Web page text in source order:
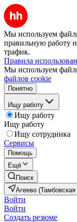
Мы используем
правильную работу
трафик.
Правила
Мы используем
файлов cookie
Понятно
Ищу работу
Ищу работу
Ищу работу
Ищу сотрудника
Сервисы
Помощь
Ещё
Поиск
Агеево (Тамбовская
Войти
Войти
Создать резюме